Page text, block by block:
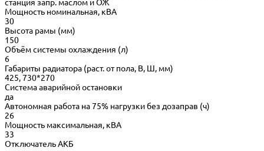
станция запр. маслом и ОЖ
Мощность номинальная, кВА
30
Высота рамы (мм)
150
Объём системы охлаждения (л)
6
Габариты радиатора (раст. от пола, В, Ш, мм)
425, 730*270
Система аварийной остановки
да
Автономная работа на 75% нагрузки без дозаправ (ч)
26
Мощность максимальная, кВА
33
Отключатель АКБ